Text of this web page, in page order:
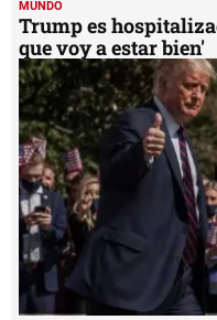
MUNDO
Trump es
que voy a estar bien'